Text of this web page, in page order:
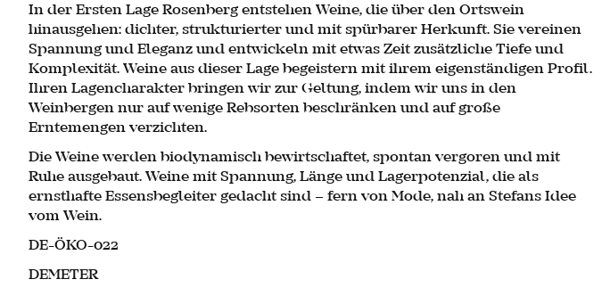
In der Ersten Lage Rosenberg entstehen Weine, die über den Ortswein
hinausgehen: dichter, strukturierter und mit spürbarer Herkunft. Sie vereinen
Spannung und Eleganz und entwickeln mit etwas Zeit zusätzliche Tiefe und
Komplexität. Weine aus dieser Lage begeistern mit ihrem eigenständigen Profil.
Ihren Lagencharakter bringen wir zur Geltung, indem wir uns in den
Weinbergen nur auf wenige Rebsorten beschränken und auf große
Erntemengen verzichten.
Die Weine werden biodynamisch bewirtschaftet, spontan vergoren und mit
Ruhe ausgebaut. Weine mit Spannung, Länge und Lagerpotenzial, die als
ernsthafte Essensbegleiter gedacht sind – fern von Mode, nah an Stefans Idee
vom Wein.
DE-ÖKO-022
DEMETER